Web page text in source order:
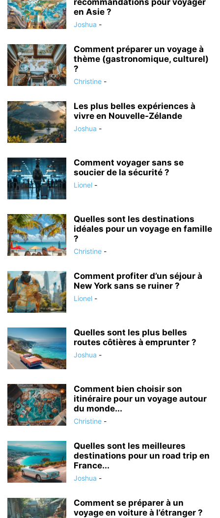
recommandations pour voyager
en Asie ?
Joshua -
Comment préparer un voyage à
thème (gastronomique, culturel)
?
Christine -
Les plus belles expériences à
vivre en Nouvelle-Zélande
Joshua -
Comment voyager sans se
soucier de la sécurité ?
Lionel -
Quelles sont les destinations
idéales pour un voyage en famille
?
Christine -
Comment profiter d’un séjour à
New York sans se ruiner ?
Lionel -
Quelles sont les plus belles
routes côtières à emprunter ?
Joshua -
Comment bien choisir son
itinéraire pour un voyage autour
du monde...
Christine -
Quelles sont les meilleures
destinations pour un road trip en
France...
Joshua -
Comment se préparer à un
voyage en voiture à l’étranger ?